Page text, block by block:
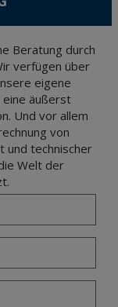
Regulation
Beratung durch
verfügen über
eigene
äußerst
Und vor allem
von
und technischer
Welt der